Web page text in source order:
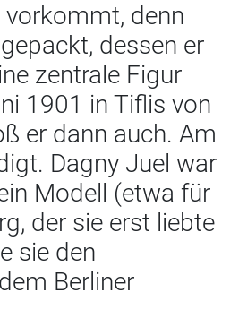
denn
dessen er
zentrale Figur
1901 in Tiflis von
er dann auch. Am
Dagny Juel war
Modell (etwa für
der sie erst liebte
sie den
Berliner